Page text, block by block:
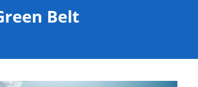
Belt